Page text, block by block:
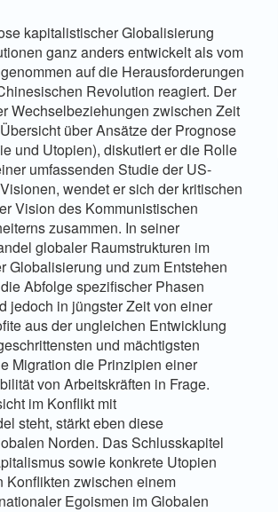
kapitalistischer Globalisierung
ganz anders entwickelt als vom
auf die Herausforderungen
Revolution reagiert. Der
Wechselbeziehungen zwischen Zeit
über Ansätze der Prognose
und Utopien), diskutiert er die Rolle
umfassenden Studie der US-
wendet er sich der kritischen
Vision des Kommunistischen
zusammen. In seiner
globaler Raumstrukturen im
Globalisierung und zum Entstehen
Abfolge spezifischer Phasen
jedoch in jüngster Zeit von einer
aus der ungleichen Entwicklung
und mächtigsten
Migration die Prinzipien einer
von Arbeitskräften in Frage.
im Konflikt mit
steht, stärkt eben diese
Norden. Das Schlusskapitel
sowie konkrete Utopien
Konflikten zwischen einem
Egoismen im Globalen